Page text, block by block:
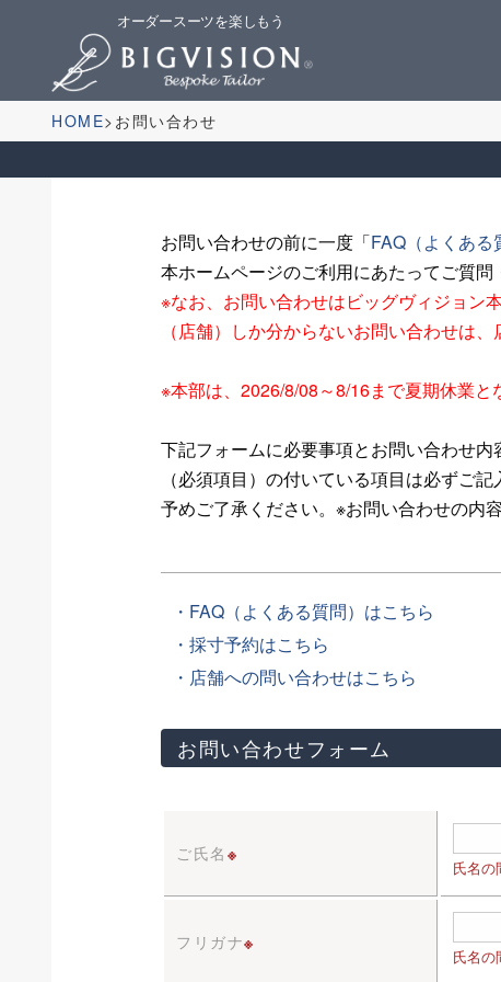
オーダースーツを楽しもう
HOME お問い合わせ
お問い合わせの前に一度「FAQ（よくある
本ホームページのご利用にあたってご質
※なお、お問い合わせはビッグヴィジョン
（店舗）しか分からないお問い合わせは、
※本部は、2026/8/08～8/16まで夏期休業と
下記フォームに必要事項とお問い合わせ内
（必須項目）の付いている項目は必ずご
予めご了承ください。※お問い合わせの内
・FAQ（よくある質問）はこちら
・採寸予約はこちら
・店舗への問い合わせはこちら
お問い合わせフォーム
ご氏名 ※
氏名の
フリガナ※
氏名の